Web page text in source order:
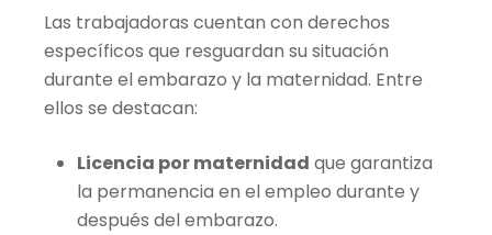
Las trabajadoras cuentan con derechos
específicos que resguardan su situación
durante el embarazo y la maternidad. Entre
ellos se destacan:
Licencia por maternidad que garantiza
la permanencia en el empleo durante y
después del embarazo.